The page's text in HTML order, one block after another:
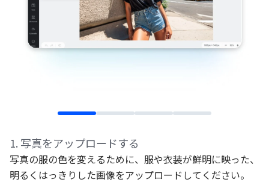
1. 写真をアップロードする
写真の服の色を変えるために、服や衣装が鮮明に映った、
明るくはっきりした画像をアップロードしてください。